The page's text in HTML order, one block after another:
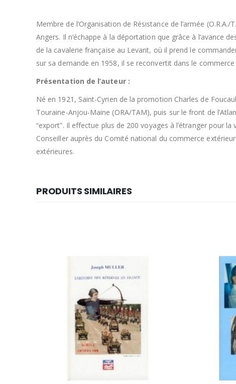
Membre de l’Organisation de Résistance de l’armée
Angers. Il n’échappe à la déportation que grâce à l’avance
de la cavalerie française au Levant, où il prend le
sur sa demande en 1958, il se reconvertit dans le
Présentation de l’auteur :
Né en 1921, Saint-Cyrien de la promotion Charles de
Touraine-Anjou-Maine (ORA/TAM), puis sur le front de
“export”. Il effectue plus de 200 voyages à l’étranger pour
Conseiller auprès du Comité national du commerce
extérieures.
PRODUITS SIMILAIRES